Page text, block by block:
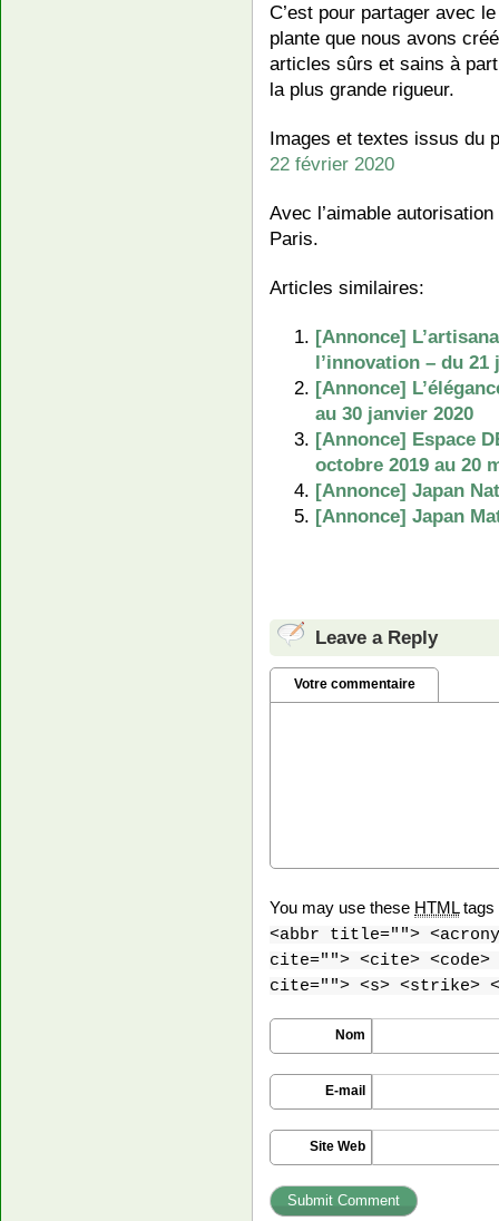
C’est pour partager avec
plante que nous avons
articles sûrs et sains à
la plus grande rigueur.
Images et textes issus du
22 février 2020
Avec l’aimable
Paris.
Articles similaires:
[Annonce]
l’innovation – du
[Annonce]
au 30 janvier 2020
[Annonce] Espace
octobre 2019 au 20
[Annonce] Japan
[Annonce] Japan
Leave a Reply
Votre commentaire
You may use these HTMLtags
<abbr title="">
cite=""> <cite> <code>
cite=""> <s> <strike>
Nom
E-mail
Site Web